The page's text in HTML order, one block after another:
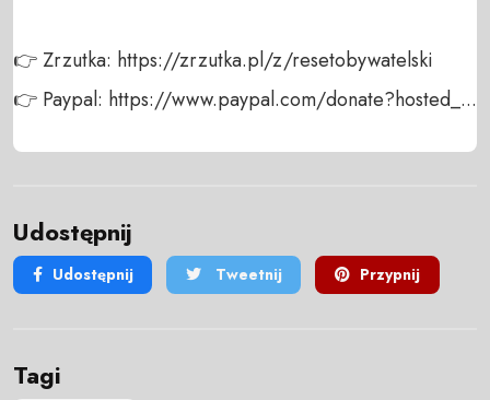
👉 Zrzutka: https://zrzutka.pl/z/resetobywatelski
👉 Paypal: https://www.paypal.com/donate?hosted_...
Udostępnij
Udostępnij Tweetnij Przypnij
Tagi